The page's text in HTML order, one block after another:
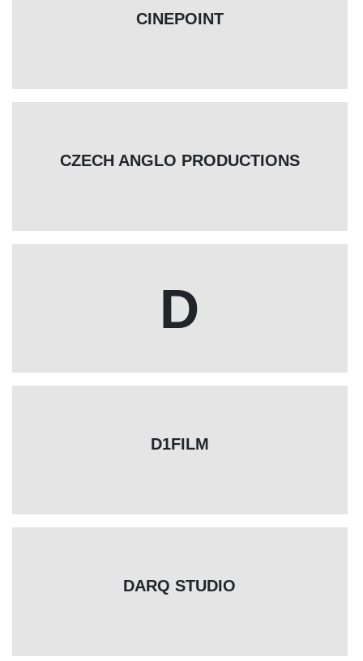
CINEPOINT
CZECH ANGLO PRODUCTIONS
D
D1FILM
DARQ STUDIO